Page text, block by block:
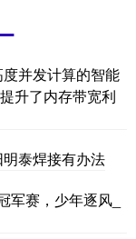
并发计算的智能
升了内存带宽利
泰焊接有办法
赛，少年逐风_